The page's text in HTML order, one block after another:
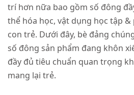
trí hơn nữa bao gồm số đông
thể hóa học, vật dụng học tập
con trẻ. Dưới đây, bè đảng
số đông sản phẩm đang khôn
đầy đủ tiêu chuẩn quan trọng
mang lại trẻ.